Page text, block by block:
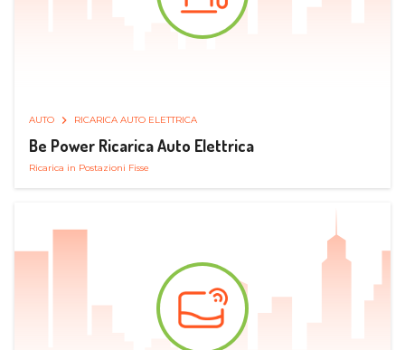
AUTO RICARICA AUTO ELETTRICA
Be Power Ricarica Auto Elettrica
Ricarica in Postazioni Fisse